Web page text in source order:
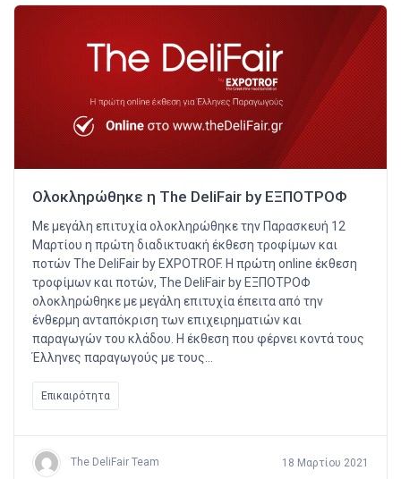
Ολοκληρώθηκε η The DeliFair by ΕΞΠΟΤΡΟΦ
Με μεγάλη επιτυχία ολοκληρώθηκε την Παρασκευή 12
Μαρτίου η πρώτη διαδικτυακή έκθεση τροφίμων και
ποτών The DeliFair by EXPOTROF. Η πρώτη online έκθεση
τροφίμων και ποτών, The DeliFair by ΕΞΠΟΤΡΟΦ
ολοκληρώθηκε με μεγάλη επιτυχία έπειτα από την
ένθερμη ανταπόκριση των επιχειρηματιών και
παραγωγών του κλάδου. Η έκθεση που φέρνει κοντά τους
Έλληνες παραγωγούς με τους…
Επικαιρότητα
The DeliFair Team 18 Μαρτίου 2021